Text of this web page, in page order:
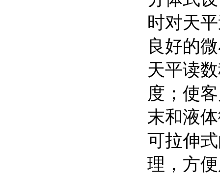
时对天
良好的
天平读
度；使
末和液
可拉伸
理，方